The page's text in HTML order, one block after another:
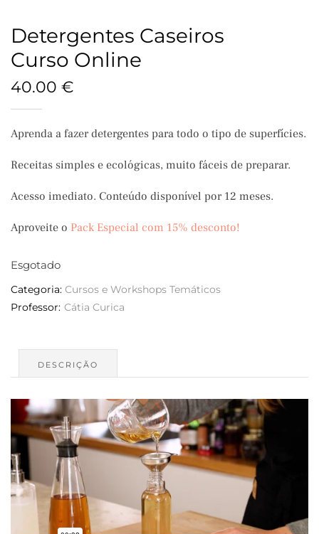
Detergentes Caseiros
Curso Online
40.00 €
Aprenda a fazer detergentes para todo o tipo de superfícies.
Receitas simples e ecológicas, muito fáceis de preparar.
Acesso imediato. Conteúdo disponível por 12 meses.
Aproveite o Pack Especial com 15% desconto!
Esgotado
Categoria: Cursos e Workshops Temáticos
DESCRIÇÃO